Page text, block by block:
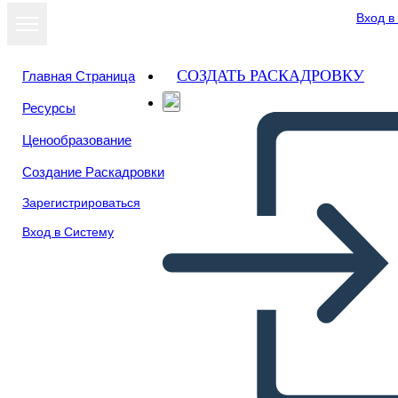
Вход
Главная Страница
Ресурсы
Ценообразование
Создание Раскадровки
Зарегистрироваться
Вход в Систему
СОЗДАТЬ РАСКАДРОВКУ